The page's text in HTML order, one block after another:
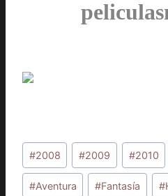
Etiquetas
de
la
#2008 #2009 #2010
#Aventura #Fantasía #